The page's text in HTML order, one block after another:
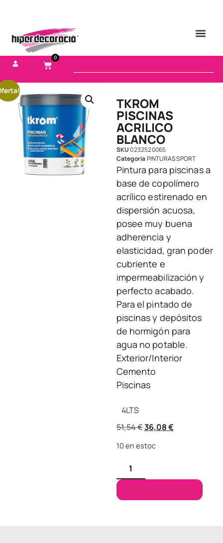
0
TKROM
PISCINAS
ACRILICO
BLANCO
SKU0232520065
CategoriaPINTURAS SPORT
Pintura para piscinas a
base de copolímero
acrílico estirenado en
dispersión acuosa,
posee muy buena
adherencia y
elasticidad, gran poder
cubriente e
impermeabilización y
perfecto acabado.
Para el pintado de
piscinas y depósitos
de hormigón para
agua no potable.
Exterior/Interior
Cemento
Piscinas
4LTS
51,54€36,08€
10 en estoc
Afegeix a la cistella